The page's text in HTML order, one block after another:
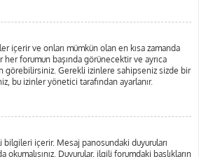
içerir ve onları mümkün olan en kısa zamanda
her forumun başında görünecektir ve ayrıca
görebilirsiniz. Gerekli izinlere sahipseniz sizde bir
bu izinler yönetici tarafından ayarlanır.
bilgileri içerir. Mesaj panosundaki duyuruları
okumalısınız. Duyurular, ilgili forumdaki başlıkların